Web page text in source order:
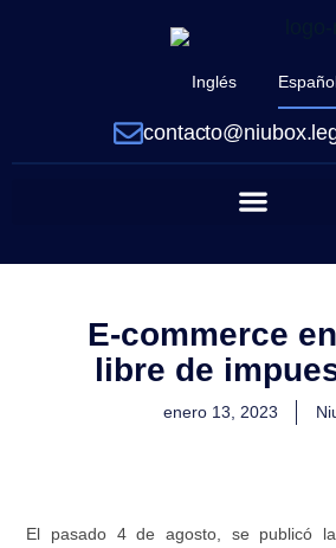
Inglés
E-commerce
libre de
enero 13, 2023
El pasado 4 de agosto, se publicó la